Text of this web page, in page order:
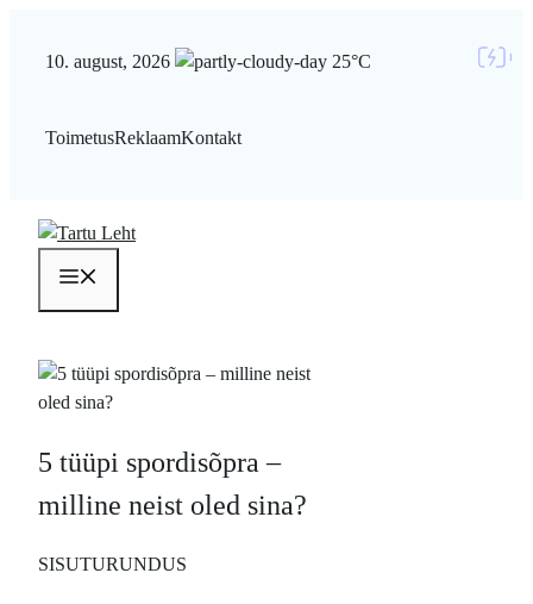
10. august, 2026 25°C
ToimetusReklaamKontakt
5 tüüpi spordisõpra –
milline neist oled sina?
SISUTURUNDUS